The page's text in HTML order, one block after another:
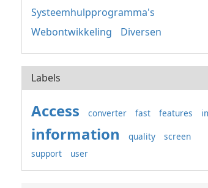
Systeemhulpprogramma's
Webontwikkeling
Diversen
Labels
Access converter fast features
information quality
screen
support
user